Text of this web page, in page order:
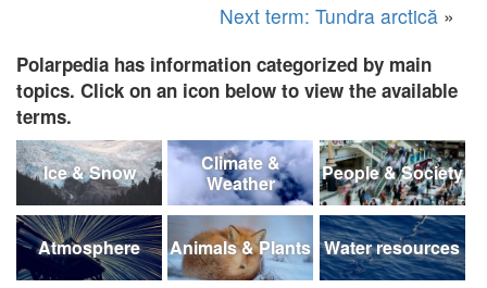
Next term: Tundra arctică »
Polarpedia has information categorized by main
topics. Click on an icon below to view the available
terms.
Ice & Snow
Climate &
Weather
People & Society
Atmosphere Animals & Plants Water resources